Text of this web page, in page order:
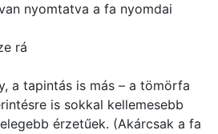
nyomtatva a fa nyomdai
rá
a tapintás is más – a tömörfa
is sokkal kellemesebb
érzetűek. (Akárcsak a fa